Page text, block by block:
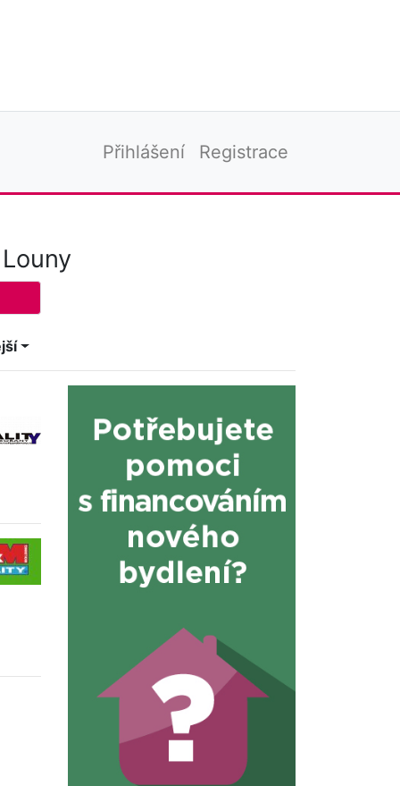
Přihlášení Registrace